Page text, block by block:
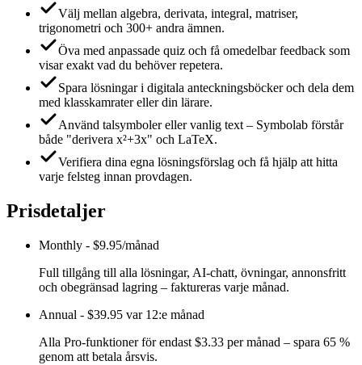
Välj mellan algebra, derivata, integral, matriser,
trigonometri och 300+ andra ämnen.
Öva med anpassade quiz och få omedelbar feedback som
visar exakt vad du behöver repetera.
Spara lösningar i digitala anteckningsböcker och dela dem
med klasskamrater eller din lärare.
Använd talsymboler eller vanlig text – Symbolab förstår
både "derivera x²+3x" och LaTeX.
Verifiera dina egna lösningsförslag och få hjälp att hitta
varje felsteg innan provdagen.
Prisdetaljer
Monthly - $9.95/månad
Full tillgång till alla lösningar, AI-chatt, övningar, annonsfritt
och obegränsad lagring – faktureras varje månad.
Annual - $39.95 var 12:e månad
Alla Pro-funktioner för endast $3.33 per månad – spara 65 %
genom att betala årsvis.